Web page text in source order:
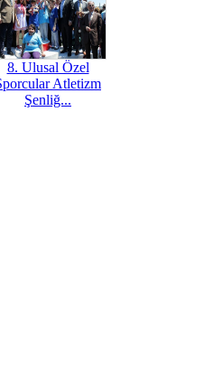
8. Ulusal Özel
Atletizm
Şenliğ...